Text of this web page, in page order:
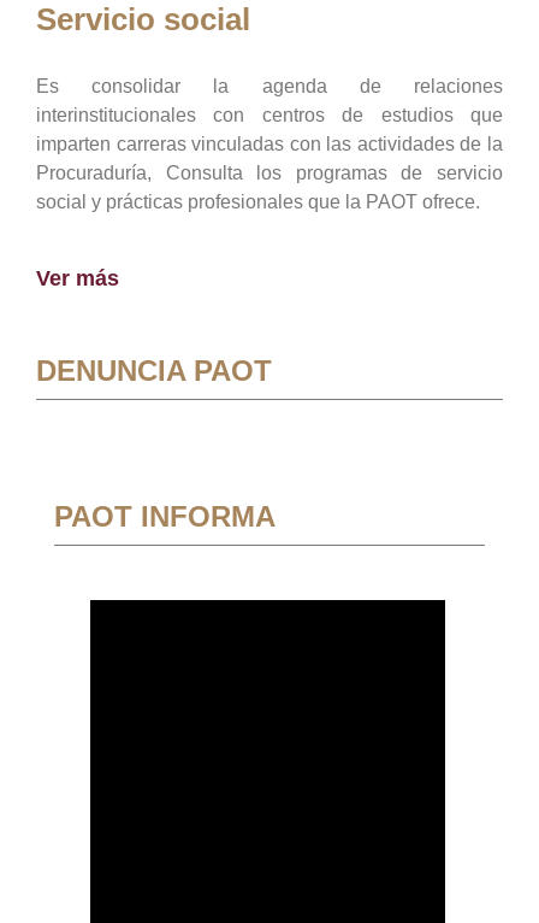
Servicio social
Es consolidar la agenda de relaciones
interinstitucionales con centros de estudios que
imparten carreras vinculadas con las actividades de la
Procuraduría, Consulta los programas de servicio
social y prácticas profesionales que la PAOT ofrece.
Ver más
DENUNCIA PAOT
PAOT INFORMA